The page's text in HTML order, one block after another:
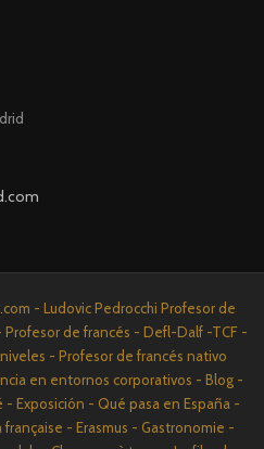
- Ludovic Pedrocchi Profesor de
de francés - Defl-Dalf -TCF -
- Profesor de francés nativo
en entornos corporativos - Blog -
- Exposición - Qué pasa en España -
française - Erasmus - Gastronomie -